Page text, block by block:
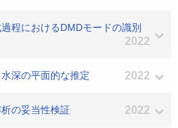
程におけるDMDモードの識別
2022
深の平面的な推定 2022
の妥当性検証 2022